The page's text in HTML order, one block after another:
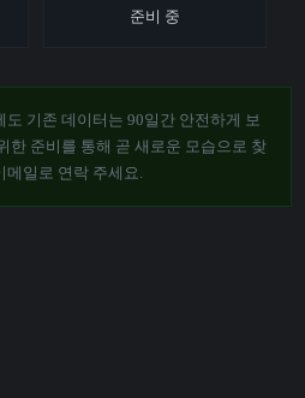
준비 중
기존 데이터는 90일간 안전하게 보
한 준비를 통해 곧 새로운 모습으로 찾
메일로 연락 주세요.